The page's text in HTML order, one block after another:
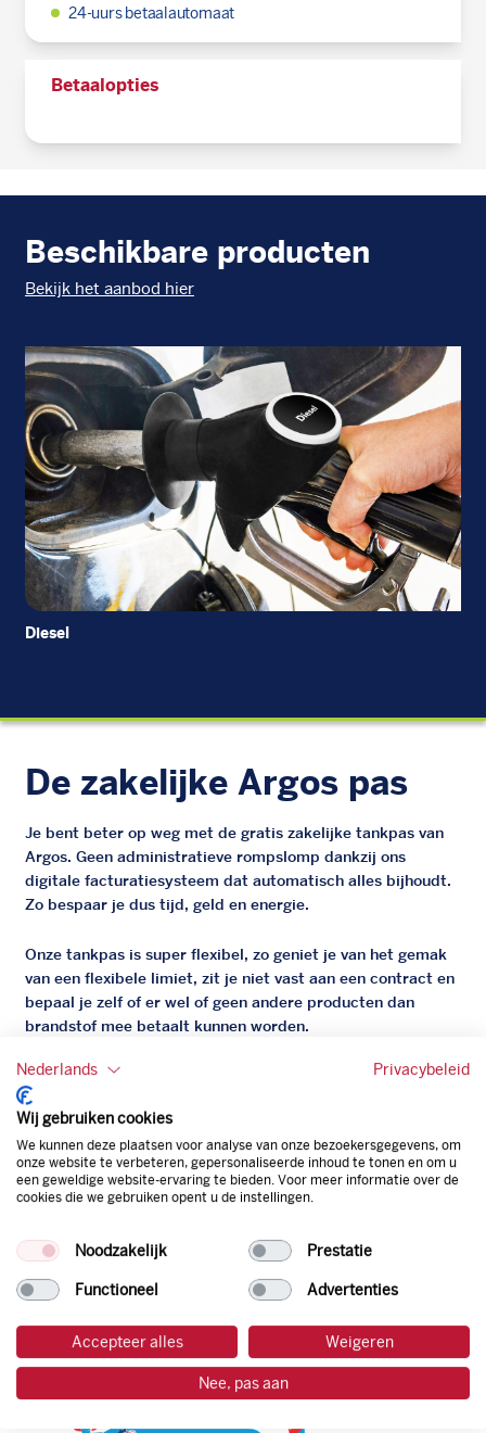
24-uurs betaalautomaat
Betaalopties
Beschikbare producten
Bekijk het aanbod hier
Diesel
De zakelijke Argos pas
Je bent beter op weg met de gratis zakelijke tankpas van
Argos. Geen administratieve rompslomp dankzij ons
digitale facturatiesysteem dat automatisch alles bijhoudt.
Zo bespaar je dus tijd, geld en energie.
Onze tankpas is super flexibel, zo geniet je van het gemak
van een flexibele limiet, zit je niet vast aan een contract en
bepaal je zelf of er wel of geen andere producten dan
brandstof mee betaalt kunnen worden.
korting. Mocht de pompprijs toch lager zijn dan betaal je
natuurlijk de prijs aan de pomp. Zo ben je altijd verzekerd
van de laagste prijs.
tankpas aanvragen
laadpas aanvragen
Nederlands Privacybeleid
Wij gebruiken cookies
We kunnen deze plaatsen voor analyse van onze bezoekersgegevens, om
onze website te verbeteren, gepersonaliseerde inhoud te tonen en om u
een geweldige website-ervaring te bieden. Voor meer informatie over de
cookies die we gebruiken opent u de instellingen.
Noodzakelijk Prestatie
Functioneel Advertenties
Accepteer alles Weigeren
Nee, pas aan